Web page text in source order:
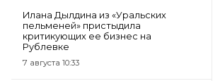
Илана Дылдина из «Уральских
пельменей» пристыдила
критикующих ее бизнес на
Рублевке
7 августа 10:33